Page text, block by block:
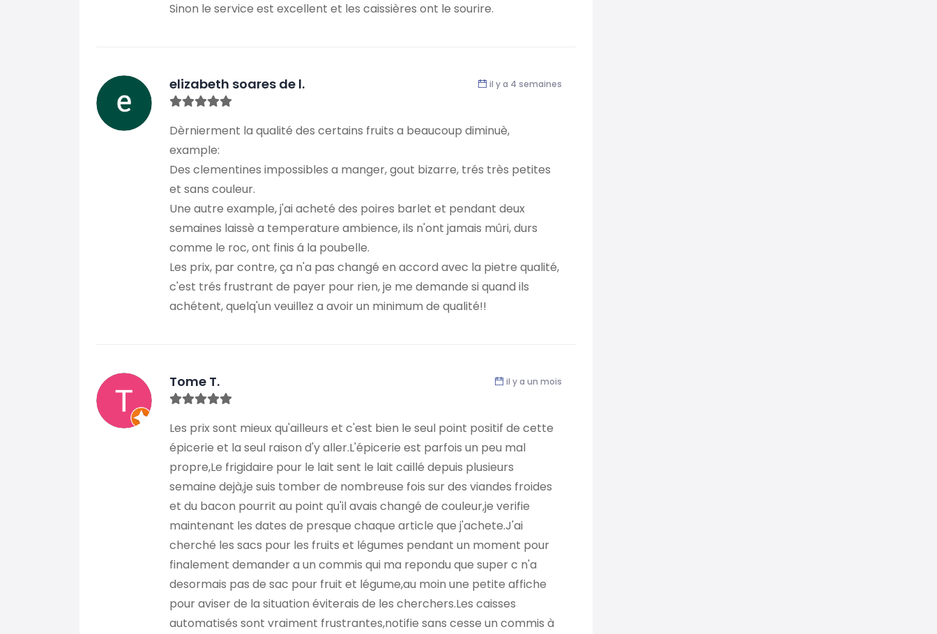
Sinon le service est excellent et les caissières ont le sourire.
elizabeth soares de l. il y a 4 semaines
Dèrnierment la qualité des certains fruits a beaucoup diminuè,
example:
Des clementines impossibles a manger, gout bizarre, trés très petites
et sans couleur.
Une autre example, j'ai acheté des poires barlet et pendant deux
semaines laissè a temperature ambience, ils n'ont jamais mûri, durs
comme le roc, ont finis á la poubelle.
Les prix, par contre, ça n'a pas changé en accord avec la pietre qualité,
c'est trés frustrant de payer pour rien, je me demande si quand ils
achétent, quelq'un veuillez a avoir un minimum de qualité!!
Tome T. il y a un mois
Les prix sont mieux qu'ailleurs et c'est bien le seul point positif de cette
épicerie et la seul raison d'y aller.L'épicerie est parfois un peu mal
propre,Le frigidaire pour le lait sent le lait caillé depuis plusieurs
semaine dejà,je suis tomber de nombreuse fois sur des viandes froides
et du bacon pourrit au point qu'il avais changé de couleur,je verifie
maintenant les dates de presque chaque article que j'achete.J'ai
cherché les sacs pour les fruits et légumes pendant un moment pour
finalement demander a un commis qui ma repondu que super c n'a
desormais pas de sac pour fruit et légume,au moin une petite affiche
pour aviser de la situation éviterais de les cherchers.Les caisses
automatisés sont vraiment frustrantes,notifie sans cesse un commis à